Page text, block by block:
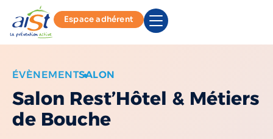
Espace adhérent
ÉVÈNEMENTSALON
Salon Rest’Hôtel & Métiers
de Bouche